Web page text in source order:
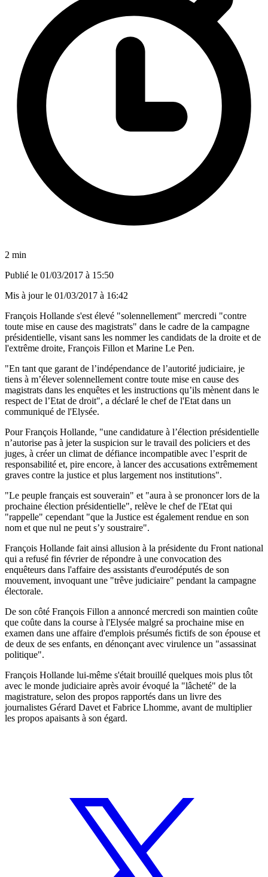
2 min
Publié le 01/03/2017 à 15:50
Mis à jour le 01/03/2017 à 16:42
François Hollande s'est élevé "solennellement" mercredi "contre
toute mise en cause des magistrats" dans le cadre de la campagne
présidentielle, visant sans les nommer les candidats de la droite et de
l'extrême droite, François Fillon et Marine Le Pen.
"En tant que garant de l’indépendance de l’autorité judiciaire, je
tiens à m’élever solennellement contre toute mise en cause des
magistrats dans les enquêtes et les instructions qu’ils mènent dans le
respect de l’Etat de droit", a déclaré le chef de l'Etat dans un
communiqué de l'Elysée.
Pour François Hollande, "une candidature à l’élection présidentielle
n’autorise pas à jeter la suspicion sur le travail des policiers et des
juges, à créer un climat de défiance incompatible avec l’esprit de
responsabilité et, pire encore, à lancer des accusations extrêmement
graves contre la justice et plus largement nos institutions".
"Le peuple français est souverain" et "aura à se prononcer lors de la
prochaine élection présidentielle", relève le chef de l'Etat qui
"rappelle" cependant "que la Justice est également rendue en son
nom et que nul ne peut s’y soustraire".
François Hollande fait ainsi allusion à la présidente du Front national
qui a refusé fin février de répondre à une convocation des
enquêteurs dans l'affaire des assistants d'eurodéputés de son
mouvement, invoquant une "trêve judiciaire" pendant la campagne
électorale.
De son côté François Fillon a annoncé mercredi son maintien coûte
que coûte dans la course à l'Elysée malgré sa prochaine mise en
examen dans une affaire d'emplois présumés fictifs de son épouse et
de deux de ses enfants, en dénonçant avec virulence un "assassinat
politique".
François Hollande lui-même s'était brouillé quelques mois plus tôt
avec le monde judiciaire après avoir évoqué la "lâcheté" de la
magistrature, selon des propos rapportés dans un livre des
journalistes Gérard Davet et Fabrice Lhomme, avant de multiplier
les propos apaisants à son égard.